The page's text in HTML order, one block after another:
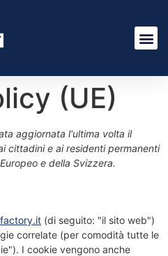
(UE)
aggiornata l'ultima volta il
cittadini e ai residenti permanenti
e della Svizzera.
(di seguito: "il sito web")
correlate (per comodità tutte le
I cookie vengono anche